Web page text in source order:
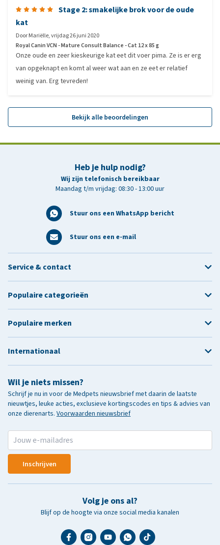
Stage 2: smakelijke brok voor de oude
kat
DoorMariëlle,vrijdag 26 juni 2020
Royal Canin VCN - Mature Consult Balance - Cat 12 x 85 g
Onze oude en zeer kieskeurige kat eet dit voer pima. Ze is er erg
van opgeknapt en komt al weer wat aan en ze eet er relatief
weinig van. Erg tevreden!
Bekijk alle beoordelingen
Heb je hulp nodig?
Wij zijn telefonisch bereikbaar
Maandag t/m vrijdag: 08:30 - 13:00 uur
Stuur ons een WhatsApp bericht
Stuur ons een e-mail
Wil je niets missen?
Schrijf je nu in voor de Medpets nieuwsbrief met daarin de laatste
nieuwtjes, leuke acties, exclusieve kortingscodes en tips & advies van
onze dierenarts. Voorwaarden nieuwsbrief
Inschrijven
Volg je ons al?
Blijf op de hoogte via onze social media kanalen
Service & contact
Populaire categorieën
Populaire merken
Internationaal